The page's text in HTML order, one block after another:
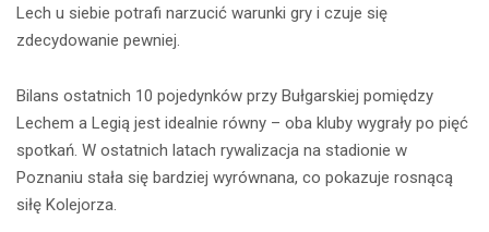
Lech u siebie potrafi narzucić warunki gry i czuje się
zdecydowanie pewniej.
Bilans ostatnich 10 pojedynków przy Bułgarskiej pomiędzy
Lechem a Legią jest idealnie równy – oba kluby wygrały po pięć
spotkań. W ostatnich latach rywalizacja na stadionie w
Poznaniu stała się bardziej wyrównana, co pokazuje rosnącą
siłę Kolejorza.